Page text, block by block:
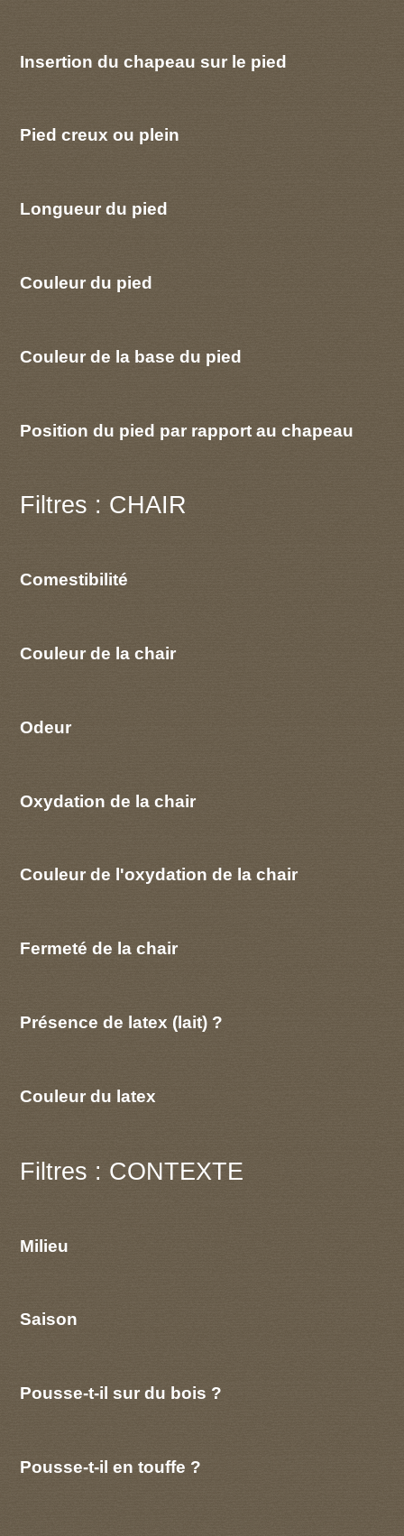
Insertion du chapeau sur le pied
Pied creux ou plein
Longueur du pied
Couleur du pied
Couleur de la base du pied
Position du pied par rapport au chapeau
Filtres : CHAIR
Comestibilité
Couleur de la chair
Odeur
Oxydation de la chair
Couleur de l'oxydation de la chair
Fermeté de la chair
Présence de latex (lait) ?
Couleur du latex
Filtres : CONTEXTE
Milieu
Saison
Pousse-t-il sur du bois ?
Pousse-t-il en touffe ?